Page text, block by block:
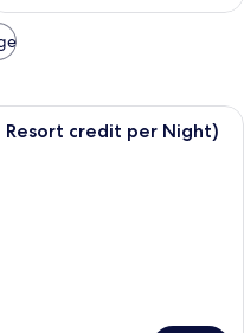
pengeskab på værelset,
credit per Night)